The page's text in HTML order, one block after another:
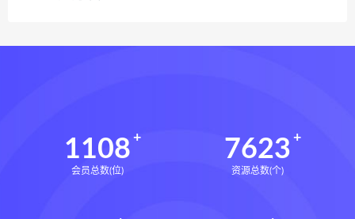
1108
会员总数(位)
7623
资源总数(个)